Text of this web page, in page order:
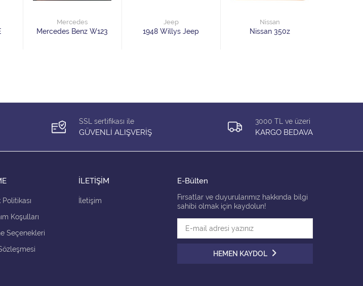
Mercedes
Mercedes Benz W123
Jeep
1948 Willys Jeep
Nissan
Nissan 350z
SSL sertifikası ile
GÜVENLİ ALIŞVERİŞ
3000 TL ve üzeri
KARGO BEDAVA
E-Bülten
Fırsatlar ve duyurularımız hakkında bilgi
sahibi olmak için kaydolun!
HEMEN KAYDOL
Koşulları
Seçenekleri
İLETİŞİM
İletişim